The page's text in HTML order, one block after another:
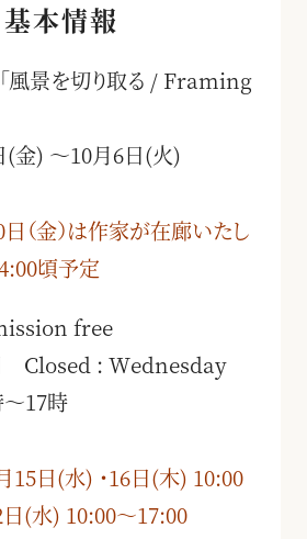
基本情報
風景を切り取る / Framing
(金) 〜10月6日(火)
（金）は作家が在廊いたし
頃予定
free
Closed : Wednesday
〜17時
15日(水) ・16日(木) 10:00
日(水) 10:00～17:00